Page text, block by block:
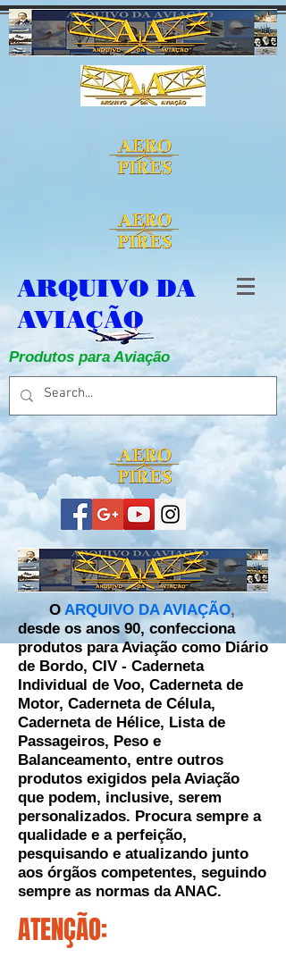
ARQUIVO DA
AVIAÇÃO
Produtos para Aviação
O ARQUIVO DA AVIAÇÃO,
desde os anos 90, confecciona
produtos para Aviação como Diário
de Bordo, CIV - Caderneta
Individual de Voo, Caderneta de
Motor, Caderneta de Célula,
Caderneta de Hélice, Lista de
Passageiros, Peso e
Balanceamento, entre outros
produtos exigidos pela Aviação
que podem, inclusive, serem
personalizados. Procura sempre a
qualidade e a perfeição,
pesquisando e atualizando junto
aos órgãos competentes, seguindo
sempre as normas da ANAC.
ATENÇÃO: